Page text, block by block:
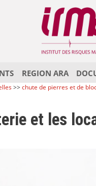
REGION ARA
>>chute de pierres et de
et les